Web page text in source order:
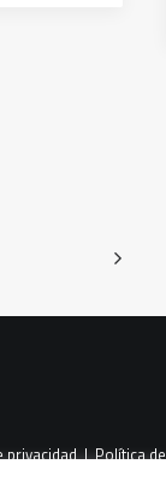
privacidad|Política de